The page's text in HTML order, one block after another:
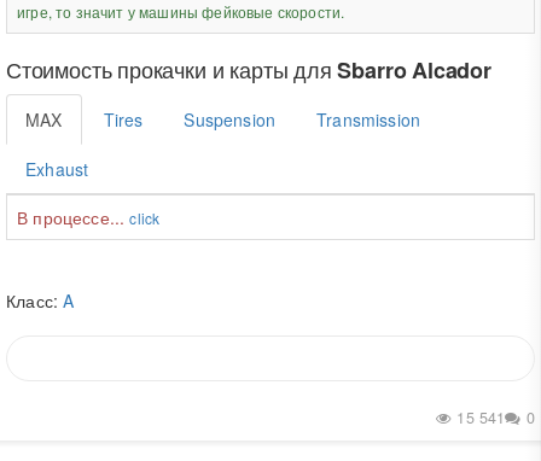
игре, то значит у машины фейковые скорости.
Стоимость прокачки и карты дляSbarro Alcador
MAX Tires Suspension Transmission
Exhaust
В процессе...click
Класс:A
0
15 541